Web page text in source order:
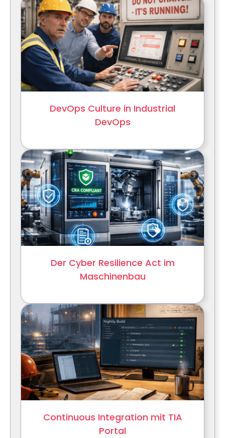
DevOps Culture in Industrial
DevOps
Der Cyber Resilience Act im
Maschinenbau
Continuous Integration mit TIA
Portal